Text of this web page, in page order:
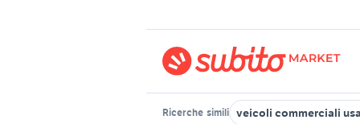
Ricerche simili veicoli commerciali